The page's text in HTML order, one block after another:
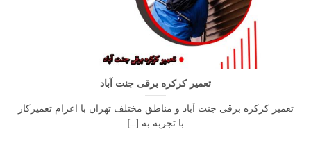
تعمیر کرکره برقی جنت آباد
کرکره برقی جنت آباد و مناطق مختلف تهران با اعزام تعمیرکار
با تجربه به [...]